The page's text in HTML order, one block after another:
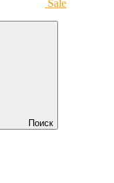
Sale
Поиск